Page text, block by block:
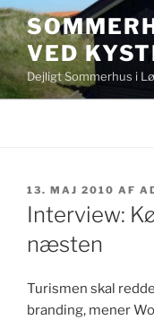
Videre
til
indholdVED
Dejligt Sommerhus i
UDGIVET
DEN
13. MAJ 2010 AF
Interview:
næsten
Turismen skal
branding, mener